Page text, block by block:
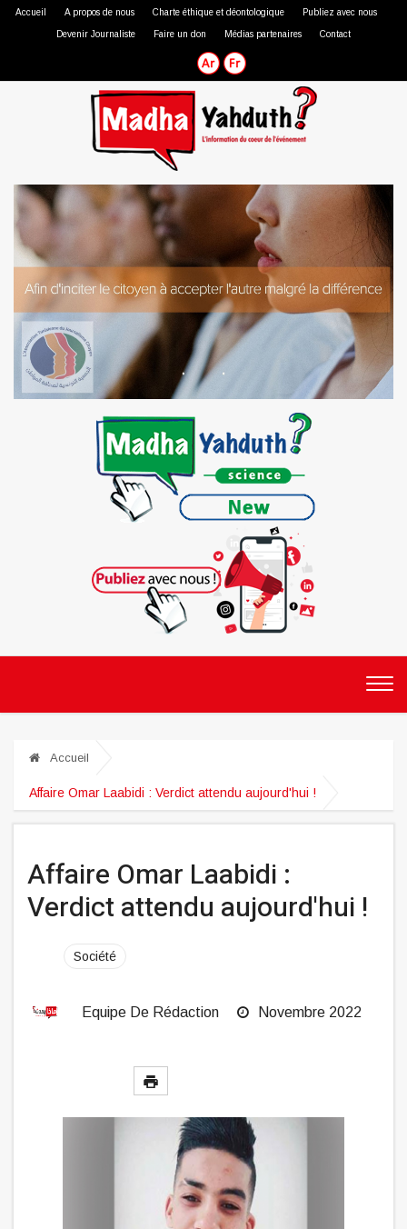
Accueil A propos de nous Charte éthique et déontologique Publiez avec nous
Devenir Journaliste Faire un don Médias partenaires Contact
Accueil
Affaire Omar Laabidi : Verdict attendu aujourd'hui !
Affaire Omar Laabidi :
Verdict attendu aujourd'hui !
Société
Equipe De Rédaction Novembre 2022